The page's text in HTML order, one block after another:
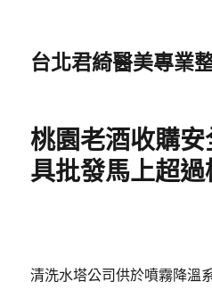
台北君綺醫美專業
桃園老酒收購
具批發馬上超
清洗水塔公司供於噴霧降溫